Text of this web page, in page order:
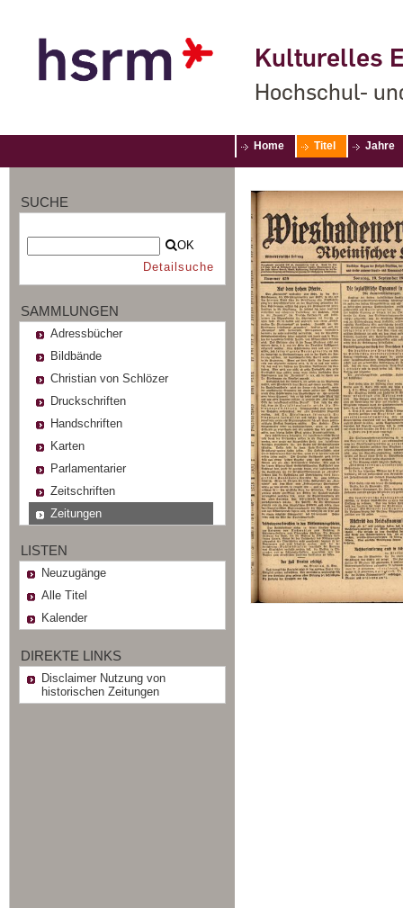
Kulturelles
Hochschul-
Home Titel Jahre
SUCHE
OK
Detailsuche
SAMMLUNGEN
Adressbücher
Bildbände
Christian von Schlözer
Druckschriften
Handschriften
Karten
Parlamentarier
Zeitschriften
Zeitungen
LISTEN
Neuzugänge
Alle Titel
Kalender
DIREKTE LINKS
Disclaimer Nutzung von
historischen Zeitungen